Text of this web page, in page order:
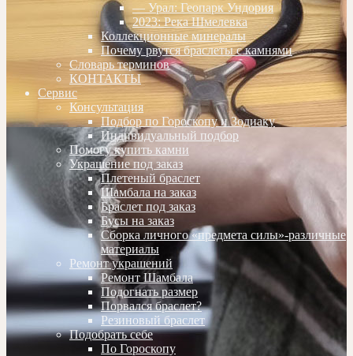
— Урал: Геопарк Ундория
2023: Река Шмелевка
Коллекционные минералы
Почему рвутся браслеты с камнями
Словарь терминов
КОНТАКТЫ
Сервис
Консультация
Подбор по Гороскопу и Зодиаку
Индивидуальный подбор
Помогу купить камни
Украшение под заказ
Плетеный браслет
Шамбала на заказ
Браслет под заказ
Бусы на заказ
Сборка личного «предмета силы»-различные
материалы
Ремонт украшений
Ремонт Шамбала
Подогнать размер
Порвался браслет?
Резиновый браслет
Подобрать себе
По Гороскопу